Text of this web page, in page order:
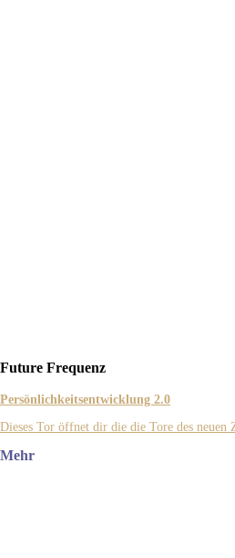
Future Frequenz
Persönlichkeitsentwicklung 2.0
Dieses Tor öffnet dir die die Tore des neuen
Mehr